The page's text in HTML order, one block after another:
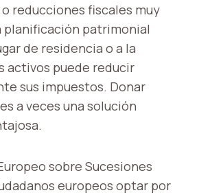
reducciones fiscales muy
planificación patrimonial
de residencia o a la
activos puede reducir
sus impuestos. Donar
a veces una solución
sobre Sucesiones
europeos optar por